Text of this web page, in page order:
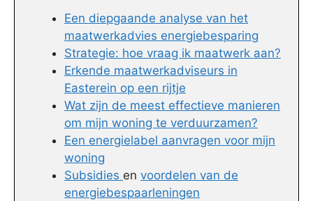
Een diepgaande analyse van het
maatwerkadvies energiebesparing
Strategie: hoe vraag ik maatwerk aan?
Erkende maatwerkadviseurs in
Easterein op een rijtje
Wat zijn de meest effectieve manieren
om mijn woning te verduurzamen?
Een energielabel aanvragen voor mijn
woning
Subsidies en voordelen van de
energiebespaarleningen